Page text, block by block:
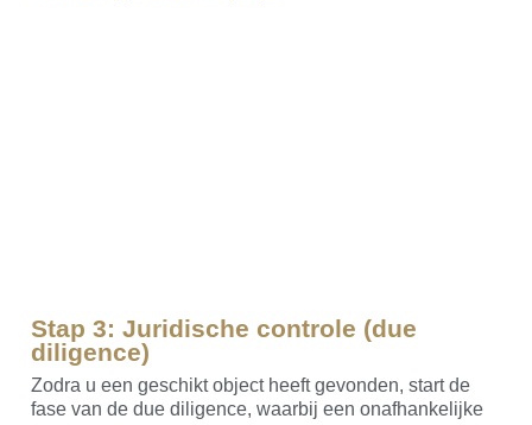
Stap 3: Juridische controle (due
diligence)
Zodra u een geschikt object heeft gevonden, start de
fase van de due diligence, waarbij een onafhankelijke